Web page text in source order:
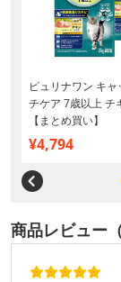
ピュリナワン キ
チケア 7歳以上 チ
【まとめ買い】
¥4,794
商品レビュー（